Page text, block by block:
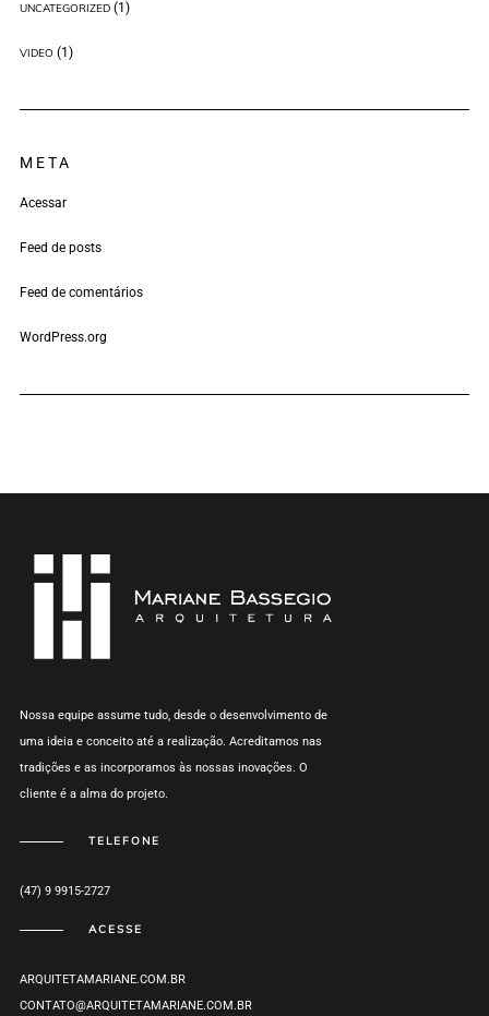
UNCATEGORIZED(1)
VIDEO (1)
META
Acessar
Feed de posts
Feed de comentários
WordPress.org
Nossa equipe assume tudo, desde o desenvolvimento de
uma ideia e conceito até a realização. Acreditamos nas
tradições e as incorporamos às nossas inovações. O
cliente é a alma do projeto.
TELEFONE
(47) 9 9915-2727
ACESSE
ARQUITETAMARIANE.COM.BR
CONTATO@ARQUITETAMARIANE.COM.BR